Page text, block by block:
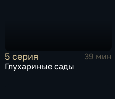
5 серия
39 мин
Глухариные сады